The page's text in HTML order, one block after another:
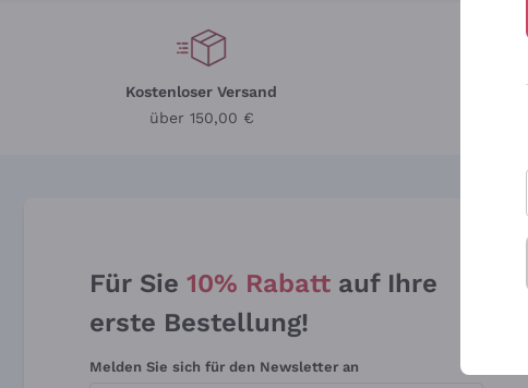
Kostenloser Versand
über 150,00 €
Für Sie 10% Rabatt auf Ihre
erste Bestellung!
Melden Sie sich für den Newsletter an